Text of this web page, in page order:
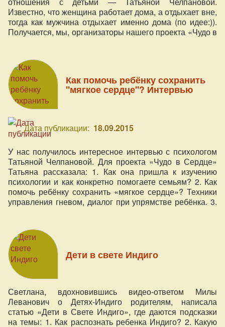
Известно, что женщина работает дома, а отдыхает вне,
тогда как мужчина отдыхает именно дома (по идее:)).
Получается, мы, организаторы нашего проекта «Чудо в
Как помочь ребёнку сохранить
"мягкое сердце"? Интервью
Дата публикации: 18.09.2015
У нас получилось интересное интервью с психологом
Татьяной Челпановой. Для проекта «Чудо в Сердце»
Татьяна рассказала: 1. Как она пришла к изучению
психологии и как конкретно помогаете семьям? 2. Как
помочь ребёнку сохранить «мягкое сердце»? Техники
управления гневом, диалог при упрямстве ребёнка. 3.
Дети в свете Индиго
Светлана, вдохновившись видео-ответом Милы
Леванович о Детях-Индиго родителям, написала
статью «Дети в Свете Индиго», где даются подсказки
на темы: 1. Как распознать ребенка Индиго? 2. Какую